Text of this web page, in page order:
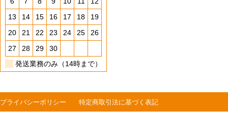
13
14 15 16 17 18
19
20
21 22 23 24 25
26
27
28 29
30
発送業務のみ（14時まで）
プライバシーポリシー 特定商取引法に基づく表記